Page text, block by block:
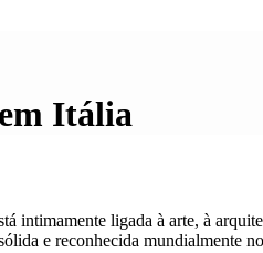
Itália
ligada à arte, à
e reconhecida mundialmente